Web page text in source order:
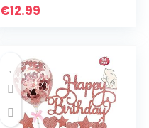
bakvorm rond, Ø
€12.99